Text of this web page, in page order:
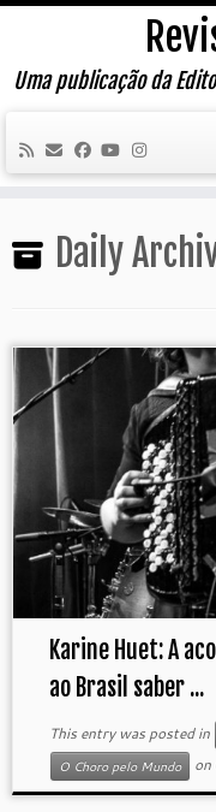
Skip
content
Uma publicação da
Daily
Karine Huet: A
ao Brasil saber ...
This entry was posted in
O Choro pelo Mundo
on